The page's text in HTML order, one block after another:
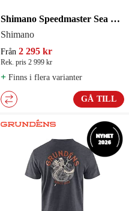
Shimano Speedmaster Sea Trout Spinning 2-delat
Shimano
Från 2 295 kr
Rek. pris 2 999 kr
+ Finns i flera varianter
GÅ TILL